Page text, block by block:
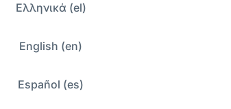
Ελληνικά (el)
English (en)
Español (es)